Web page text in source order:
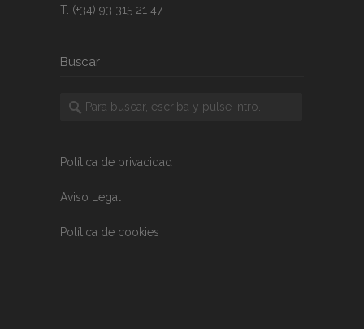
T. (+34) 93 315 21 47
Buscar
Política de privacidad
Aviso Legal
Política de cookies